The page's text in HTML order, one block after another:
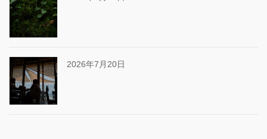
2026年7月20日